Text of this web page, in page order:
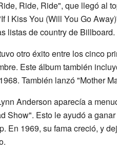
Ride, Ride", que llegó al
I Kiss You (Will You Go
listas de country de Billboard.
otro éxito entre los cinco
Este álbum también
También lanzó "Mother
Anderson aparecía a
Show". Esto le ayudó a
En 1969, su fama creció, y